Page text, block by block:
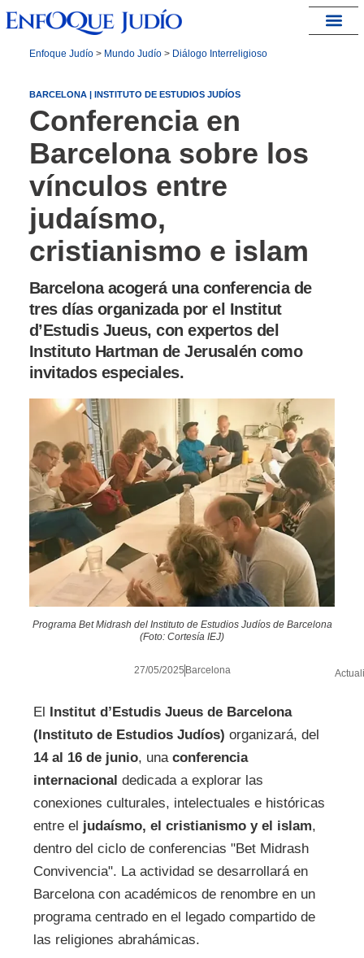
Enfoque Judío> Mundo Judío> Diálogo Interreligioso
BARCELONA | INSTITUTO DE ESTUDIOS JUDÍOS
Conferencia en
Barcelona sobre los
vínculos entre
judaísmo,
cristianismo e islam
Barcelona acogerá una conferencia de
tres días organizada por el Institut
d’Estudis Jueus, con expertos del
Instituto Hartman de Jerusalén como
invitados especiales.
Programa Bet Midrash del Instituto de Estudios Judíos de Barcelona
(Foto: Cortesía IEJ)
27/05/2025 Barcelona
El Institut d’Estudis Jueus de Barcelona
(Instituto de Estudios Judíos) organizará, del
14 al 16 de junio, una conferencia
internacional dedicada a explorar las
conexiones culturales, intelectuales e históricas
entre el judaísmo, el cristianismo y el islam,
dentro del ciclo de conferencias "Bet Midrash
Convivencia". La actividad se desarrollará en
Barcelona con académicos de renombre en un
programa centrado en el legado compartido de
las religiones abrahámicas.